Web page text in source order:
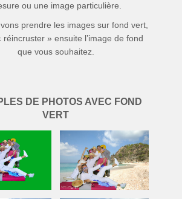
ou une image particulière.
prendre les images sur fond vert,
réincruster » ensuite l’image de fond
que vous souhaitez.
DE PHOTOS AVEC FOND
VERT